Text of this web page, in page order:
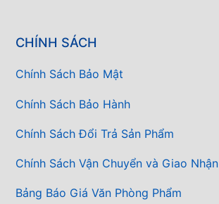
CHÍNH SÁCH
Chính Sách Bảo Mật
Chính Sách Bảo Hành
Chính Sách Đổi Trả Sản Phẩm
Chính Sách Vận Chuyển và Giao Nhận
Bảng Báo Giá Văn Phòng Phẩm